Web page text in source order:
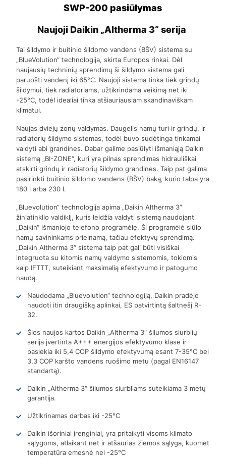
SWP-200 pasiūlymas
Naujoji Daikin „Altherma 3“ serija
Tai šildymo ir buitinio šildomo vandens (BŠV) sistema su
„BlueVolution“ technologija, skirta Europos rinkai. Dėl
naujausių techninių sprendimų ši šildymo sistema gali
paruošti vandenį iki 65°C. Naujoji sistema tinka tiek grindų
šildymui, tiek radiatoriams, užtikrindama veikimą net iki
-25°C, todėl idealiai tinka atšiauriausiam skandinaviškam
klimatui.
Naujas dviejų zonų valdymas. Daugelis namų turi ir grindų, ir
radiatorių šildymo sistemas, todėl buvo sudėtinga tinkamai
valdyti abi grandines. Dabar galime pasiūlyti išmaniąją Daikin
sistemą „BI-ZONE“, kuri yra pilnas sprendimas hidrauliškai
atskirti grindų ir radiatorių šildymo grandines. Taip pat galima
pasirinkti buitinio šildomo vandens (BŠV) baką, kurio talpa yra
180 l arba 230 l.
„Bluevolution“ technologija apima „Daikin Altherma 3“
žiniatinklio valdiklį, kuris leidžia valdyti sistemą naudojant
„Daikin“ išmaniojo telefono programėlę. Ši programėlė siūlo
namų savininkams prieinamą, tačiau efektyvų sprendimą.
„Daikin Altherma 3“ sistema taip pat gali būti visiškai
integruota su kitomis namų valdymo sistemomis, tokiomis
kaip IFTTT, suteikiant maksimalią efektyvumo ir patogumo
naudą.
Naudodama „Bluevolution“ technologiją, Daikin pradėjo
naudoti itin draugišką aplinkai, ES patvirtintą šaltnešį R-
32.
Šios naujos kartos Daikin „Altherma 3“ šilumos siurblių
serija įvertinta A+++ energijos efektyvumo klase ir
pasiekia iki 5,4 COP šildymo efektyvumą esant 7-35°C bei
3,3 COP karšto vandens ruošimo metu (pagal EN16147
standartą).
Daikin „Altherma 3“ šilumos siurbliams suteikiama 3 metų
garantija.
Užtikrinamas darbas iki -25°C
Daikin išoriniai įrenginiai, yra pritaikyti visoms klimato
sąlygoms, atlaikant net ir atšaurias žiemos sąlyga, kuomet
temperatūra emesnė nei -25°C